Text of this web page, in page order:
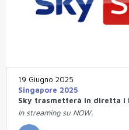
19 Giugno 2025
Singapore 2025
Sky trasmetterà in diretta i
In streaming su NOW.